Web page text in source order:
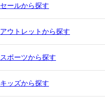
セールから探す
アウトレットから探す
スポーツから探す
キッズから探す